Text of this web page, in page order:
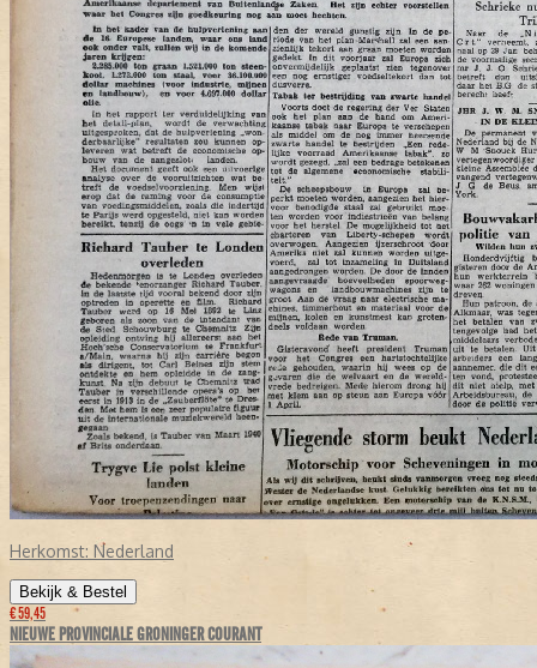
Herkomst: Nederland
Bekijk & Bestel
€ 59,45
NIEUWE PROVINCIALE GRONINGER COURANT